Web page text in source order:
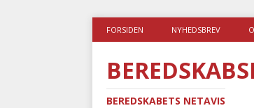
FORSIDEN NYHEDSBREV
BEREDSKABETS NETAVIS